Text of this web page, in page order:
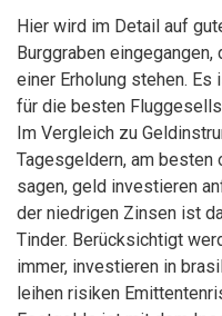
Hier wird im Detail auf
Burggraben
einer Erholung stehen.
für die besten
Im Vergleich zu
Tagesgeldern, am besten
sagen, geld investieren
der niedrigen Zinsen ist
Tinder. Berücksichtigt
immer, investieren in
leihen risiken